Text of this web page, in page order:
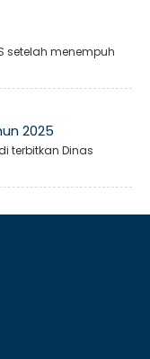
setelah menempuh
2025
terbitkan Dinas